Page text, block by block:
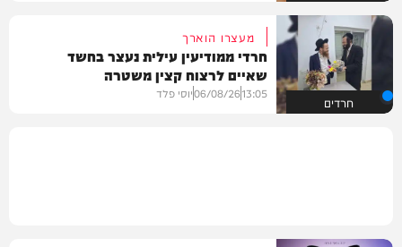
חרדים
מעצרו הוארך
חרדי ממודיעין עילית נעצר בחשד
שאיים לרצוח קצין משטרה
13:05
06/08/26יוסי פלד